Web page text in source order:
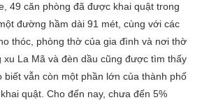
49 căn phòng đã được khai quật trong
đường hầm dài 91 mét, cùng với các
thóc, phòng thờ của gia đình và nơi thờ
xu La Mã và đèn dầu cũng được tìm thấy
biết vẫn còn một phần lớn của thành phố
quật. Cho đến nay, chưa đến 5%